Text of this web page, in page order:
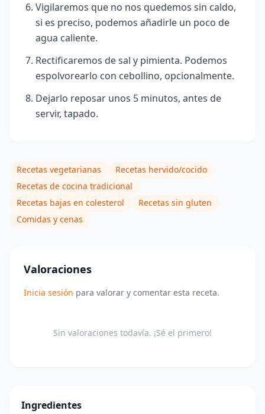
Vigilaremos que no nos quedemos sin caldo,
si es preciso, podemos añadirle un poco de
agua caliente.
Rectificaremos de sal y pimienta. Podemos
espolvorearlo con cebollino, opcionalmente.
Dejarlo reposar unos 5 minutos, antes de
servir, tapado.
Recetas vegetarianas
Recetas hervido/cocido
Recetas de cocina tradicional
Recetas bajas en colesterol
Recetas sin gluten
Comidas y cenas
Valoraciones
Inicia sesión para valorar y comentar esta receta.
Sin valoraciones todavía. ¡Sé el primero!
Ingredientes